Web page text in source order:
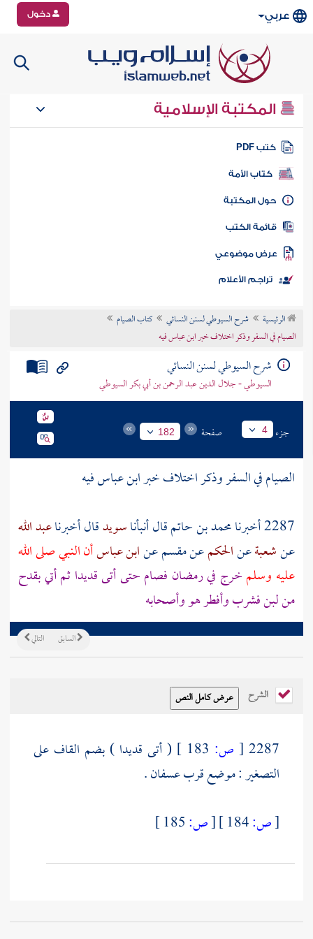
عربي دخول
المكتبة الإسلامية
كتب PDF
كتاب الأمة
المكتبة
الكتب
موضوعي
تراجم الأعلام
الرئيسية شرح السيوطي لسنن النسائي
كتاب الصيام
الصيام في السفر وذكر اختلاف خبر ابن عباس فيه
شرح السيوطي لسنن النسائي
السيوطي - جلال الدين عبد الرحمن بن أبي بكر السيوطي
جزء 4 صفحة 182
الصيام في السفر وذكر اختلاف خبرابن عباسفيه
2287 أخبرنا
محمد بن حاتمقال أنبأناسويدقال أخبرناعبد الله
عنشعبةعنالحكمعنمقسمعنابن عباسأن النبي صلى الله
عليه وسلمخرج في رمضان فصام حتى أتىقديداثم أتي بقدح
من لبن فشرب وأفطر هو وأصحابه
التالي السابق
الشرح
2287
[ ص:
( أتى قديدا ) بضم القاف على
التصغير : موضع قرب عسفان .
[ص: [ص: